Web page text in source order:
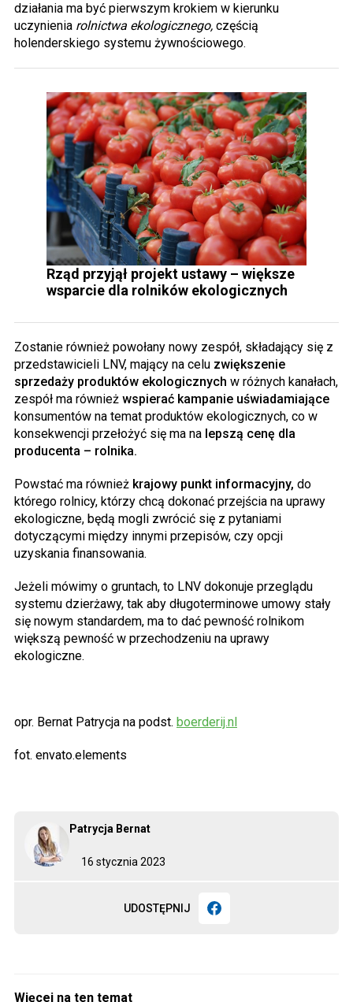
16 stycznia 2023
Patrycja Bernat
UDOSTĘPNIJ
działania ma być pierwszym krokiem w kierunku
uczynienia rolnictwa ekologicznego, częścią
holenderskiego systemu żywnościowego.
Rząd przyjął projekt ustawy – większe
wsparcie dla rolników ekologicznych
Zostanie również powołany nowy zespół, składający się z
przedstawicieli LNV, mający na celu zwiększenie
sprzedaży produktów ekologicznych w różnych kanałach,
zespół ma również wspierać kampanie uświadamiające
konsumentów na temat produktów ekologicznych, co w
konsekwencji przełożyć się ma na lepszą cenę dla
producenta – rolnika.
Powstać ma również krajowy punkt informacyjny, do
którego rolnicy, którzy chcą dokonać przejścia na uprawy
ekologiczne, będą mogli zwrócić się z pytaniami
dotyczącymi między innymi przepisów, czy opcji
uzyskania finansowania.
Jeżeli mówimy o gruntach, to LNV dokonuje przeglądu
systemu dzierżawy, tak aby długoterminowe umowy stały
się nowym standardem, ma to dać pewność rolnikom
większą pewność w przechodzeniu na uprawy
ekologiczne.
opr. Bernat Patrycja na podst. boerderij.nl
fot. envato.elements